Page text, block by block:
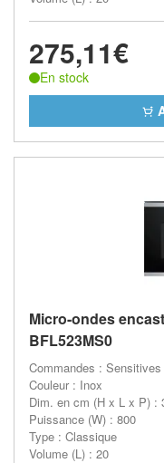
275,11€
En stock
Micro-ondes
BFL523MS0
Commandes : Sensitives
Couleur : Inox
Dim. en cm (H x L x P) :
Puissance (W) : 800
Type : Classique
Volume (L) : 20